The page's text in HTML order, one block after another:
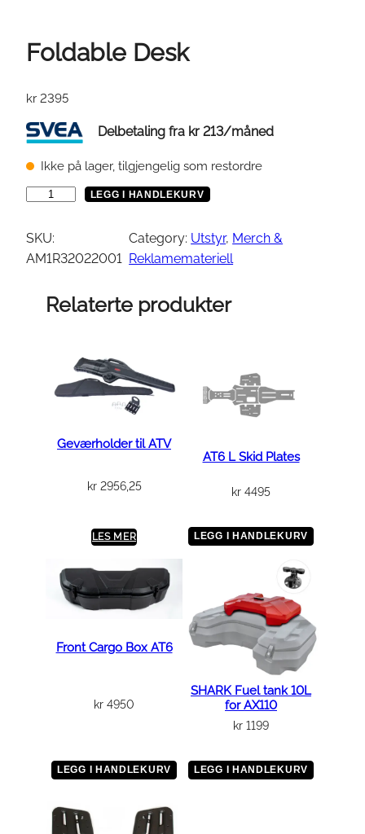
Foldable Desk
kr 2395
Delbetaling fra kr 213/måned
Ikke på lager, tilgjengelig som restordre
l
d
LEGG I HANDLEKURV
SKU:
AM1R32022001
Category: Utstyr, Merch &
Reklamemateriell
Relaterte produkter
Geværholder til ATV
kr2956,25
LES MER
AT6 L Skid Plates
kr 4495
LEGG I HANDLEKURV
Front Cargo Box AT6
kr 4950
LEGG I HANDLEKURV
SHARK Fuel tank 10L
for AX110
kr 1199
LEGG I HANDLEKURV